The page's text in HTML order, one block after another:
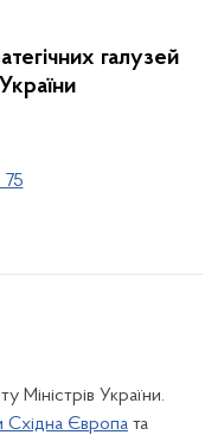
галузей
Міністрів України.
Європа та